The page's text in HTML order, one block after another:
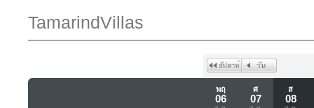
TamarindVillas
พฤ
06
ศ
07
ส
08